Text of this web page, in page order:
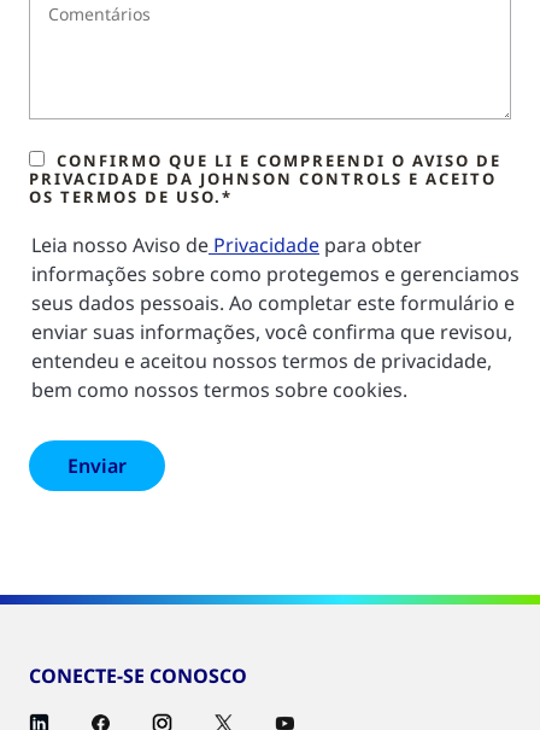
CONFIRMO QUE LI E COMPREENDI O AVISO DE
PRIVACIDADE DA JOHNSON CONTROLS E ACEITO
OS TERMOS DE USO.*
Leia nosso Aviso de Privacidade para obter
informações sobre como protegemos e gerenciamos
seus dados pessoais. Ao completar este formulário e
enviar suas informações, você confirma que revisou,
entendeu e aceitou nossos termos de privacidade,
bem como nossos termos sobre cookies.
CONECTE-SE CONOSCO